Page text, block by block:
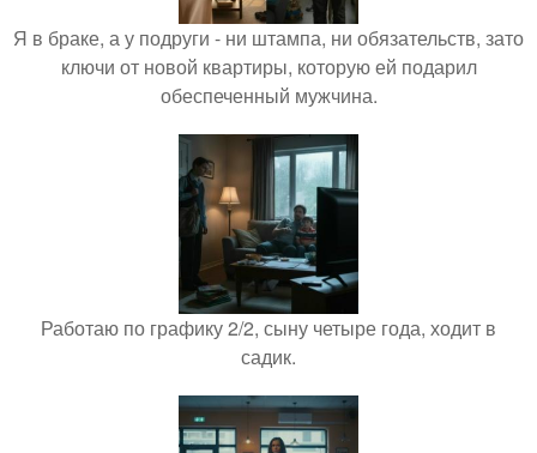
Я в браке, а у подруги - ни штампа, ни обязательств, зато
ключи от новой квартиры, которую ей подарил
обеспеченный мужчина.
Работаю по графику 2/2, сыну четыре года, ходит в
садик.